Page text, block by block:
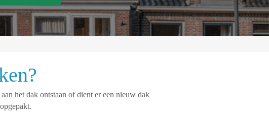
het dak ontstaan of dient er een nieuw dak